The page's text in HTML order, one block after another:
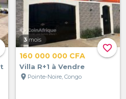
favorite_border
3 mois
160 000 000 CFA
Villa R+1 à Vendre
location_on Pointe-Noire, Congo